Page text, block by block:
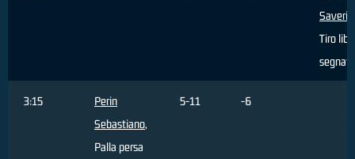
Saverio
Tiro
segnato
3:15
Perin
Sebastiano,
Palla persa
5-11 -6